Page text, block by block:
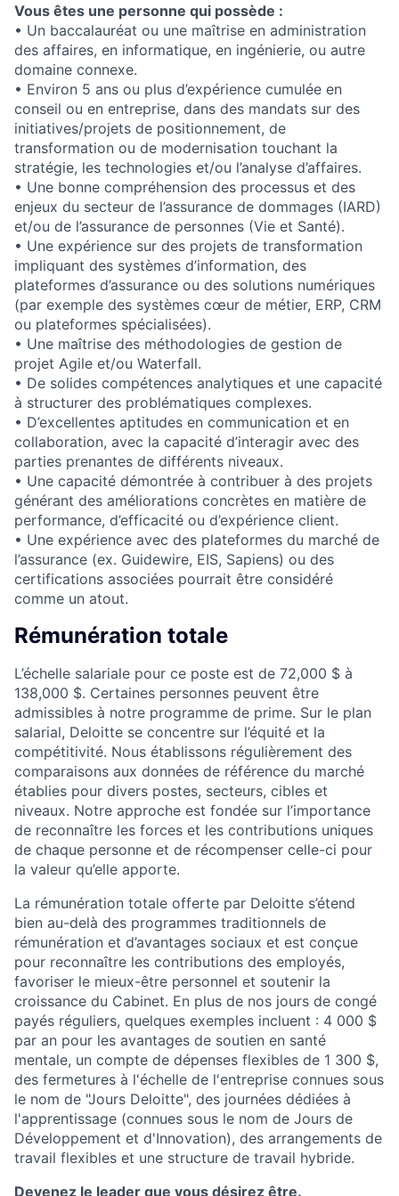
Vous êtes une personne qui possède :
• Un baccalauréat ou une maîtrise en administration
des affaires, en informatique, en ingénierie, ou autre
domaine connexe.
• Environ 5 ans ou plus d’expérience cumulée en
conseil ou en entreprise, dans des mandats sur des
initiatives/projets de positionnement, de
transformation ou de modernisation touchant la
stratégie, les technologies et/ou l’analyse d’affaires.
• Une bonne compréhension des processus et des
enjeux du secteur de l’assurance de dommages (IARD)
et/ou de l’assurance de personnes (Vie et Santé).
• Une expérience sur des projets de transformation
impliquant des systèmes d’information, des
plateformes d’assurance ou des solutions numériques
(par exemple des systèmes cœur de métier, ERP, CRM
ou plateformes spécialisées).
• Une maîtrise des méthodologies de gestion de
projet Agile et/ou Waterfall.
• De solides compétences analytiques et une capacité
à structurer des problématiques complexes.
• D’excellentes aptitudes en communication et en
collaboration, avec la capacité d’interagir avec des
parties prenantes de différents niveaux.
• Une capacité démontrée à contribuer à des projets
générant des améliorations concrètes en matière de
performance, d’efficacité ou d’expérience client.
• Une expérience avec des plateformes du marché de
l’assurance (ex. Guidewire, EIS, Sapiens) ou des
certifications associées pourrait être considéré
comme un atout.
Rémunération totale
L’échelle salariale pour ce poste est de 72,000 $ à
138,000 $. Certaines personnes peuvent être
admissibles à notre programme de prime. Sur le plan
salarial, Deloitte se concentre sur l’équité et la
compétitivité. Nous établissons régulièrement des
comparaisons aux données de référence du marché
établies pour divers postes, secteurs, cibles et
niveaux. Notre approche est fondée sur l’importance
de reconnaître les forces et les contributions uniques
de chaque personne et de récompenser celle-ci pour
la valeur qu’elle apporte.
La rémunération totale offerte par Deloitte s’étend
bien au-delà des programmes traditionnels de
rémunération et d’avantages sociaux et est conçue
pour reconnaître les contributions des employés,
favoriser le mieux-être personnel et soutenir la
croissance du Cabinet. En plus de nos jours de congé
payés réguliers, quelques exemples incluent : 4 000 $
par an pour les avantages de soutien en santé
mentale, un compte de dépenses flexibles de 1 300 $,
des fermetures à l'échelle de l'entreprise connues sous
le nom de "Jours Deloitte", des journées dédiées à
l'apprentissage (connues sous le nom de Jours de
Développement et d'Innovation), des arrangements de
travail flexibles et une structure de travail hybride.
Devenez le leader que vous désirez être.